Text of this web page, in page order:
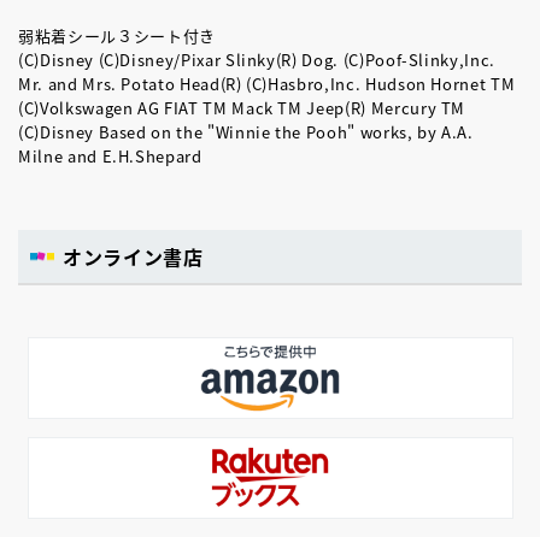
弱粘着シール３シート付き
(C)Disney (C)Disney/Pixar Slinky(R) Dog. (C)Poof-Slinky,Inc.
Mr. and Mrs. Potato Head(R) (C)Hasbro,Inc. Hudson Hornet TM
(C)Volkswagen AG FIAT TM Mack TM Jeep(R) Mercury TM
(C)Disney Based on the "Winnie the Pooh" works, by A.A.
Milne and E.H.Shepard
オンライン書店